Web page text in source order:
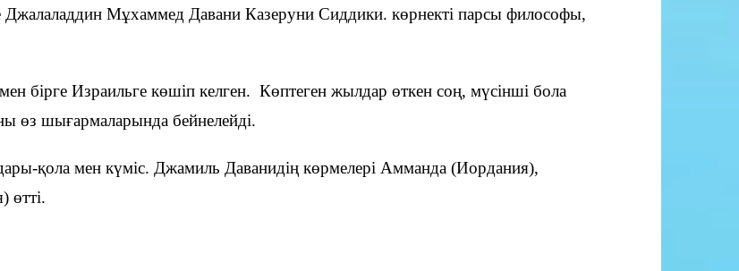
Джалаладдин Мұхаммед Давани Казеруни Сиддики. көрнекті парсы философы,
бірге Израильге көшіп келген. Көптеген жылдар өткен соң, мүсінші бола
өз шығармаларында бейнелейді.
қола мен күміс. Джамиль Даванидің көрмелері Амманда (Иордания),
өтті.